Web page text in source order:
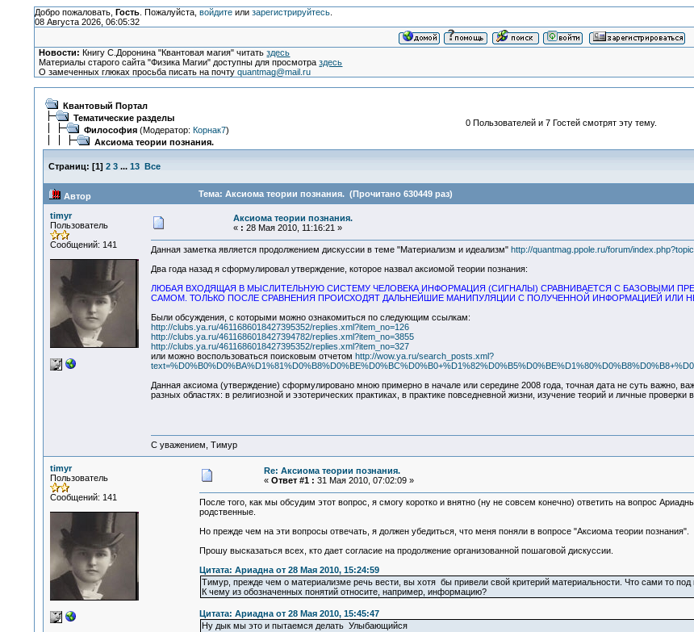
Добро пожаловать, Гость. Пожалуйста, войдитеили зарегистрируйтесь.
08 Августа 2026, 06:05:32
Новости: Книгу С.Доронина "Квантовая магия" читатьздесь
Материалы старого сайта "Физика Магии" доступны для просмотраздесь
О замеченных глюках просьба писать на почтуquantmag@mail.ru
Квантовый Портал
Тематические разделы
Философия(Модератор: Корнак7)
Аксиома теории познания.
0 Пользователей и 7 Гостей смотрят эту тему.
Страниц: [1] 2 3 ... 13 Все
Автор Тема: Аксиома теории познания. (Прочитано 630449 раз)
timyr
Пользователь
Сообщений: 141
Аксиома теории познания.
« : 28 Мая 2010, 11:16:21 »
Данная заметка является продолжением дискуссии в теме "Материализм и идеализм" http://quantmag.ppole.ru/forum/
Два года назад я сформулировал утверждение, которое назвал аксиомой теории познания:
ЛЮБАЯ ВХОДЯЩАЯ В МЫСЛИТЕЛЬНУЮ СИСТЕМУ ЧЕЛОВЕКА ИНФОРМАЦИЯ (СИГНАЛЫ) СРАВНИВАЕТСЯ С БАЗОВЫМИ
САМОМ. ТОЛЬКО ПОСЛЕ СРАВНЕНИЯ ПРОИСХОДЯТ ДАЛЬНЕЙШИЕ МАНИПУЛЯЦИИ С ПОЛУЧЕННОЙ ИНФОРМАЦИЕЙ ИЛИ
Были обсуждения, с которыми можно ознакомиться по следующим ссылкам:
http://clubs.ya.ru/4611686018427395352/replies.xml?item_no=126
http://clubs.ya.ru/4611686018427394782/replies.xml?item_no=3855
http://clubs.ya.ru/4611686018427395352/replies.xml?item_no=327
или можно воспользоваться поисковым отчетом http://wow.ya.ru/search_posts.xml?
Данная аксиома (утверждение) сформулировано мною примерно в начале или середине 2008 года, точная дата не суть важно,
разных областях: в религиозной и эзотерических практиках, в практике повседневной жизни, изучение теорий и личные
С уважением, Тимур
timyr
Пользователь
Сообщений: 141
Re: Аксиома теории познания.
« Ответ #1 : 31 Мая 2010, 07:02:09 »
После того, как мы обсудим этот вопрос, я смогу коротко и внятно (ну не совсем конечно) ответить на вопрос
родственные.
Но прежде чем на эти вопросы отвечать, я должен убедиться, что меня поняли в вопросе "Аксиома теории познания".
Прошу высказаться всех, кто дает согласие на продолжение организованной пошаговой дискуссии.
Цитата: Ариадна от 28 Мая 2010, 15:24:59
Тимур, прежде чем о материализме речь вести, вы хотя бы привели свой критерий материальности. Что сами то под
К чему из обозначенных понятий относите, например, информацию?
Цитата: Ариадна от 28 Мая 2010, 15:45:47
Ну дык мы это и пытаемся делать Улыбающийся